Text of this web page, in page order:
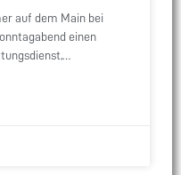
auf dem Main bei
einen